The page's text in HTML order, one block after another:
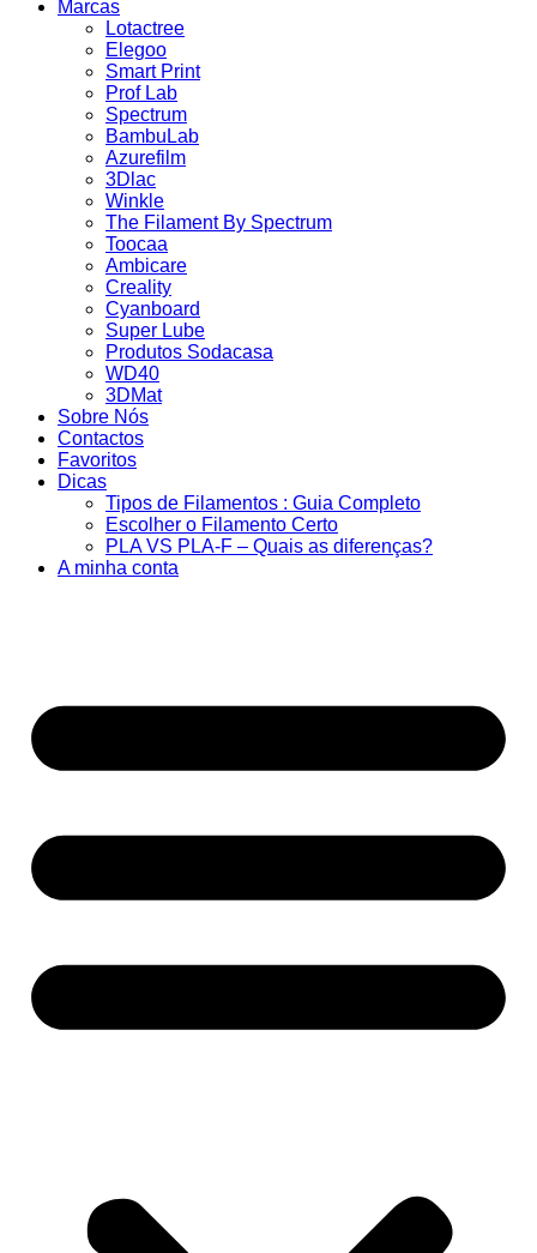
Marcas
Lotactree
Elegoo
Smart Print
Prof Lab
Spectrum
BambuLab
Azurefilm
3Dlac
Winkle
The Filament By Spectrum
Toocaa
Ambicare
Creality
Cyanboard
Super Lube
Produtos Sodacasa
WD40
3DMat
Sobre Nós
Contactos
Favoritos
Dicas
Tipos de Filamentos : Guia Completo
Escolher o Filamento Certo
PLA VS PLA-F – Quais as diferenças?
A minha conta